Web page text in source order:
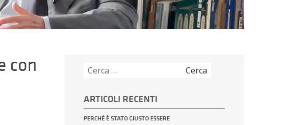
con
ARTICOLI RECENTI
PERCHÉ È STATO GIUSTO ESSERE